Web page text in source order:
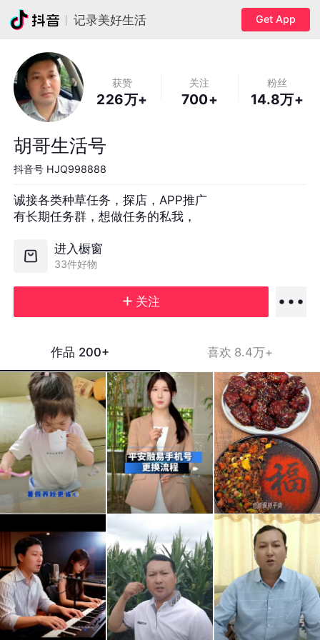
记录美好生活 Get App
获赞
226万+
关注
700+
粉丝
14.8万+
胡哥生活号
抖音号 HJQ998888
诚接各类种草任务，探店，APP推广
有长期任务群，想做任务的私我，
进入橱窗
33件好物
关注
作品 200+ 喜欢 8.4万+
家里
有3
岁
换了
新手
机
这炒
饭也
太绝